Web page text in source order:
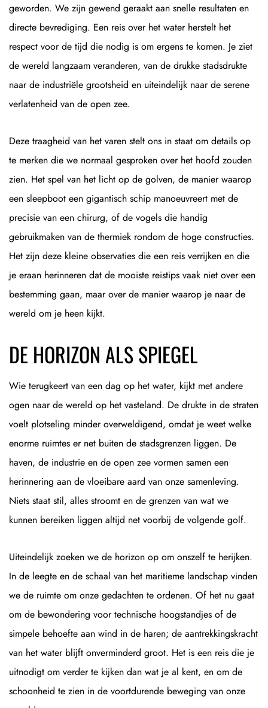
geworden. We zijn gewend geraakt aan snelle resultaten en
directe bevrediging. Een reis over het water herstelt het
respect voor de tijd die nodig is om ergens te komen. Je ziet
de wereld langzaam veranderen, van de drukke stadsdrukte
naar de industriële grootsheid en uiteindelijk naar de serene
verlatenheid van de open zee.
Deze traagheid van het varen stelt ons in staat om details op
te merken die we normaal gesproken over het hoofd zouden
zien. Het spel van het licht op de golven, de manier waarop
een sleepboot een gigantisch schip manoeuvreert met de
precisie van een chirurg, of de vogels die handig
gebruikmaken van de thermiek rondom de hoge constructies.
Het zijn deze kleine observaties die een reis verrijken en die
je eraan herinneren dat de mooiste reistips vaak niet over een
bestemming gaan, maar over de manier waarop je naar de
wereld om je heen kijkt.
DE HORIZON ALS SPIEGEL
Wie terugkeert van een dag op het water, kijkt met andere
ogen naar de wereld op het vasteland. De drukte in de straten
voelt plotseling minder overweldigend, omdat je weet welke
enorme ruimtes er net buiten de stadsgrenzen liggen. De
haven, de industrie en de open zee vormen samen een
herinnering aan de vloeibare aard van onze samenleving.
Niets staat stil, alles stroomt en de grenzen van wat we
kunnen bereiken liggen altijd net voorbij de volgende golf.
Uiteindelijk zoeken we de horizon op om onszelf te herijken.
In de leegte en de schaal van het maritieme landschap vinden
we de ruimte om onze gedachten te ordenen. Of het nu gaat
om de bewondering voor technische hoogstandjes of de
simpele behoefte aan wind in de haren; de aantrekkingskracht
van het water blijft onverminderd groot. Het is een reis die je
uitnodigt om verder te kijken dan wat je al kent, en om de
schoonheid te zien in de voortdurende beweging van onze